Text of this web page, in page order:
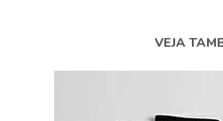
VEJA